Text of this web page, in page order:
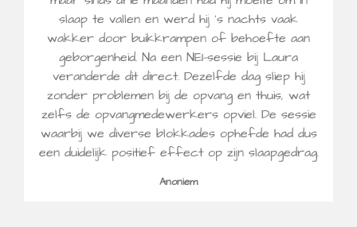
slaap te vallen en werd hij ’s nachts vaak
wakker door buikkrampen of behoefte aan
geborgenheid. Na een NEI-sessie bij Laura
veranderde dit direct. Dezelfde dag sliep hij
zonder problemen bij de opvang en thuis, wat
zelfs de opvangmedewerkers opviel. De sessie
waarbij we diverse blokkades ophefde had dus
een duidelijk positief effect op zijn slaapgedrag.
Anoniem